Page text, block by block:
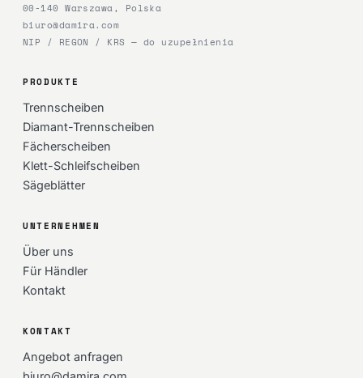
00-140 Warszawa, Polska
biuro@damira.com
NIP / REGON / KRS — do uzupełnienia
PRODUKTE
Trennscheiben
Diamant-Trennscheiben
Fächerscheiben
Klett-Schleifscheiben
Sägeblätter
UNTERNEHMEN
Über uns
Für Händler
Kontakt
KONTAKT
Angebot anfragen